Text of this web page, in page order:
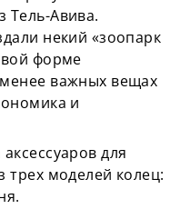
Тель-Авива.
некий «зоопарк
форме
важных вещах
и
для
трех моделей колец: